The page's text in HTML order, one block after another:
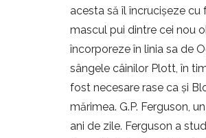
acesta să îl încrucișeze
mascul pui dintre cei nou
încorporeze în linia sa de
sângele câinilor Plott, în
fost necesare rase ca și
mărimea. G.P. Ferguson,
ani de zile. Ferguson a